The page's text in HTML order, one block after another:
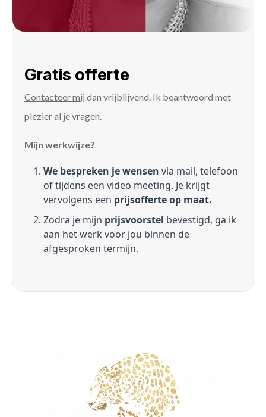
Gratis offerte
Contacteer mij dan vrijblijvend. Ik beantwoord met
plezier al je vragen.
Mijn werkwijze?
We bespreken je wensen via mail, telefoon
of tijdens een video meeting. Je krijgt
vervolgens een prijsofferte op maat.
Zodra je mijn prijsvoorstel bevestigd, ga ik
aan het werk voor jou binnen de
afgesproken termijn.